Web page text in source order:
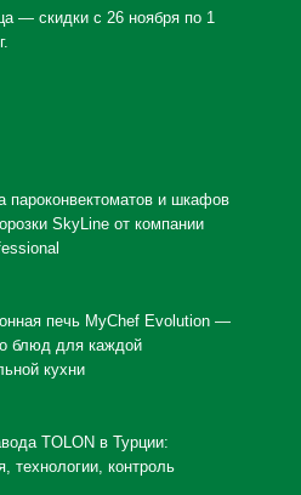
— скидки с 26 ноября по 1
пароконвектоматов и шкафов
SkyLine от компании
печь MyChef Evolution —
блюд для каждой
кухни
TOLON в Турции:
технологии, контроль